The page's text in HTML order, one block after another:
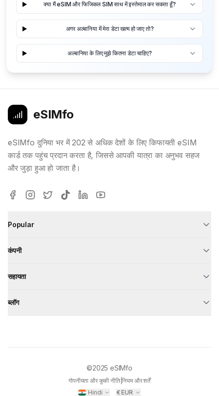
क्या मैं eSIM और फिजिकल SIM साथ में इस्तेमाल कर सकता हूँ?
अगर अल्बानिया में मेरा डेटा खत्म हो जाए तो?
अल्बानिया के लिए मुझे कितना डेटा चाहिए?
eSIMfo
eSIMfo दुनिया भर में 202 से अधिक देशों के लिए किफायती eSIM
कार्ड तक पहुंच प्रदान करता है, जिससे आपकी यात्रा का अनुभव सहज
और जुड़ा हुआ हो जाता है।
Popular
कंपनी
सहायता
ब्लॉग
©2025 eSIMfo
गोपनीयता और कुकी नीति|नियम और शर्तें
Hindi
€EUR